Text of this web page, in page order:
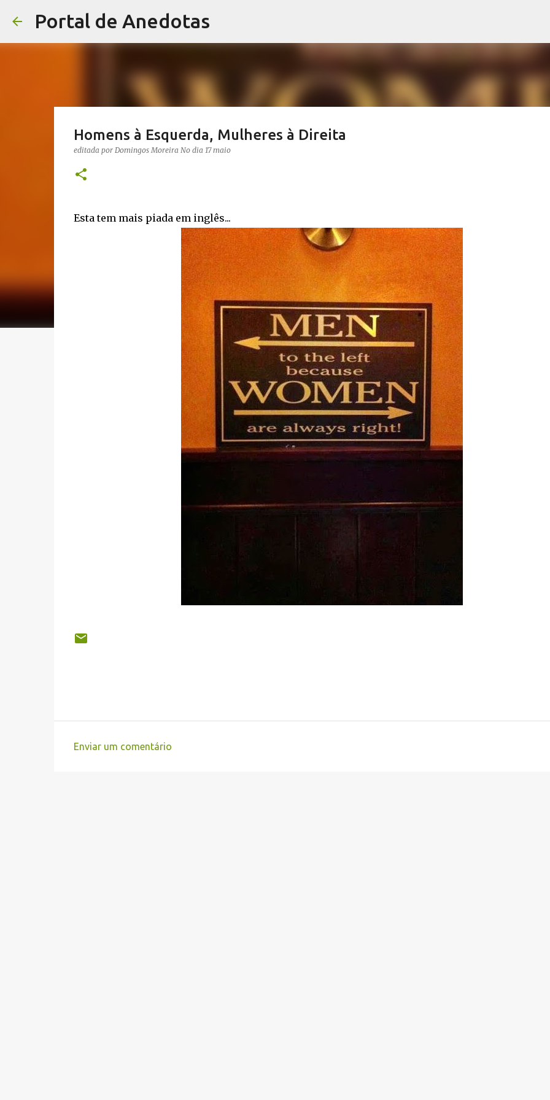
Portal de Anedotas
Homens à Esquerda, Mulheres à Direita
editada por Domingos Moreira No dia 17 maio
Esta tem mais piada em inglês...
Enviar um comentário